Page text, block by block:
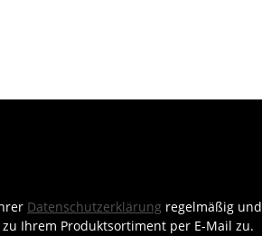
Datenschutzerklärung regelmäßig und
Ihrem Produktsortiment per E-Mail zu.